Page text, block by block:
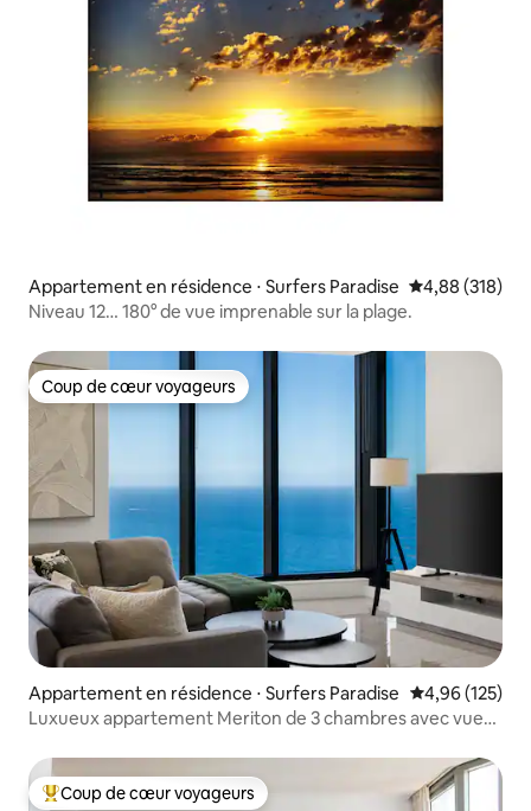
Appartement en résidence ⋅ Surfers Paradise Évaluation
4,88 (318)
Niveau 12… 180° de vue imprenable sur la plage.
Coup de cœur voyageurs
Coup de cœur voyageurs
Appartement en résidence ⋅ Surfers Paradise Évaluation
4,96 (125)
Luxueux appartement Meriton de 3 chambres avec vue
Coups de cœur voyageurs les plus appréciés
Coup de cœur voyageurs